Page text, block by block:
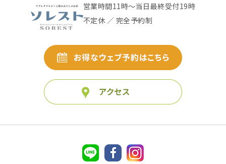
営業時間11時〜当日最終受付19時
不定休 ／ 完全予約制